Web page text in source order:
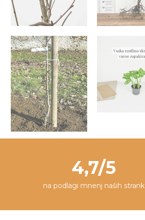
4,7/5
na podlagi mnenj naših strank